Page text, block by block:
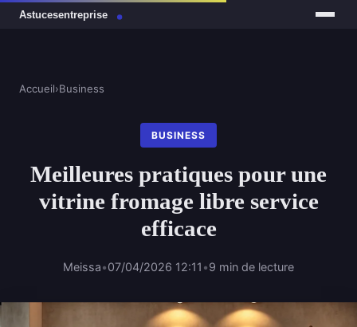
Accueil›Business
BUSINESS
Meilleures pratiques pour une
vitrine fromage libre service
efficace
Meissa•07/04/2026 12:11 •9 min de lecture